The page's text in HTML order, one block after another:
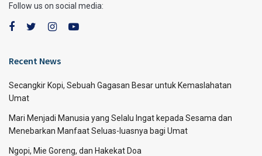
Follow us on social media:
Recent News
Secangkir Kopi, Sebuah Gagasan Besar untuk Kemaslahatan
Umat
Mari Menjadi Manusia yang Selalu Ingat kepada Sesama dan
Menebarkan Manfaat Seluas-luasnya bagi Umat
Ngopi, Mie Goreng, dan Hakekat Doa